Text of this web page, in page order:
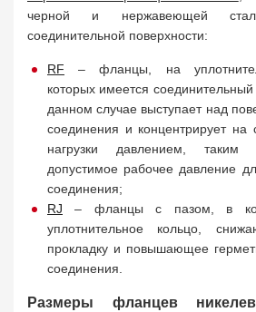
черной и нержавеющей
соединительной поверхности:
RF – фланцы, на
которых имеется
данном случае выступает над
соединения и концентрирует на
нагрузки давлением, таким
допустимое рабочее давление
соединения;
RJ – фланцы с пазом, в
уплотнительное кольцо,
прокладку и повышающее
соединения.
Размеры фланцев